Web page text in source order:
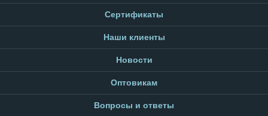
Сертификаты
Наши клиенты
Новости
Оптовикам
Вопросы и ответы